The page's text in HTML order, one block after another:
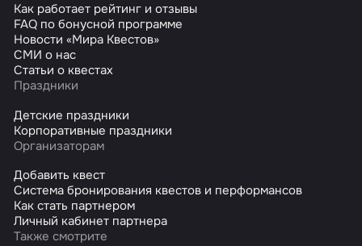
Как работает рейтинг и отзывы
FAQ по бонусной программе
Новости «Мира Квестов»
СМИ о нас
Статьи о квестах
Праздники
Детские праздники
Корпоративные праздники
Организаторам
Добавить квест
Система бронирования квестов и перформансов
Как стать партнером
Личный кабинет партнера
Также смотрите